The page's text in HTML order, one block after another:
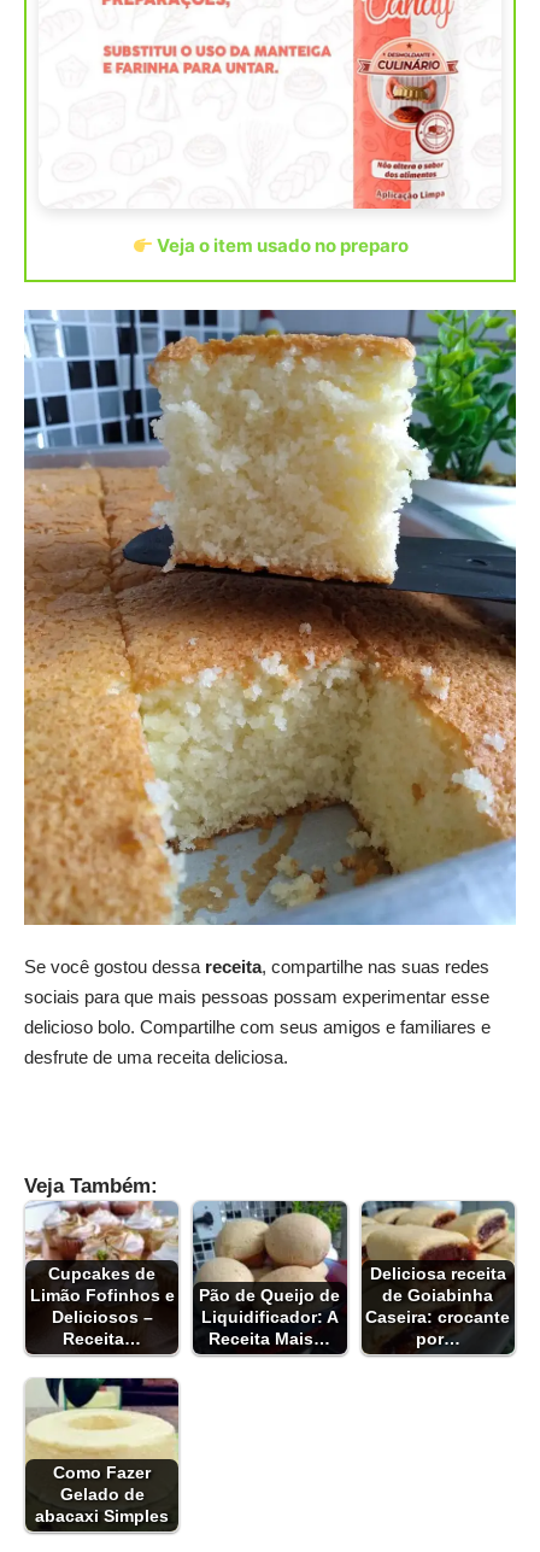
Veja o item usado no preparo
Se você gostou dessa receita, compartilhe nas suas redes
sociais para que mais pessoas possam experimentar esse
delicioso bolo. Compartilhe com seus amigos e familiares e
desfrute de uma receita deliciosa.
Veja Também:
Cupcakes de
Limão Fofinhos e
Deliciosos –
Receita…
Pão de Queijo de
Liquidificador: A
Receita Mais…
Deliciosa receita
de Goiabinha
Caseira: crocante
por…
Como Fazer
Gelado de
abacaxi Simples